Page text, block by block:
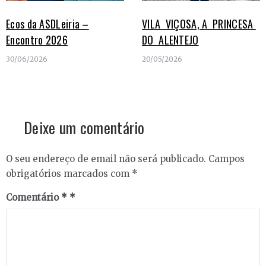
Ecos da ASDLeiria –
Encontro 2026
30/06/2026
VILA VIÇOSA, A PRINCESA
DO ALENTEJO
20/05/2026
Deixe um comentário
O seu endereço de email não será publicado. Campos
obrigatórios marcados com *
Comentário *